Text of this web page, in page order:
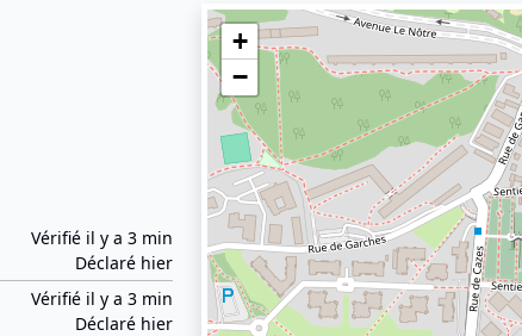
Vérifié il y a 3 min
Déclaré hier
Vérifié il y a 3 min
Déclaré hier
+
−